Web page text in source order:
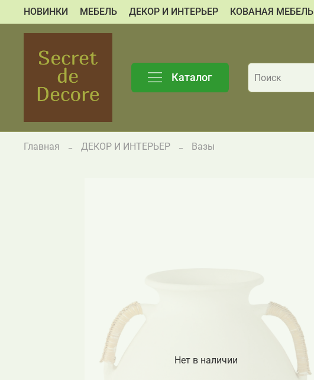
НОВИНКИ МЕБЕЛЬ ДЕКОР И ИНТЕРЬЕР КОВАНАЯ МЕБЕЛЬ
Каталог
Главная ДЕКОР И ИНТЕРЬЕР Вазы
Нет в наличии